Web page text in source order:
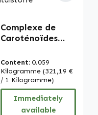
Complexe de
Caroténoïdes
100 capsules -
faciles à avaler -
avec
zéaxanthine,
bêta-carotène &
Content: 0.059
Kilogramme (321,19 €
/ 1 Kilogramme)
Immediately
available